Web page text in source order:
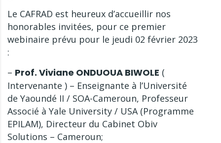
Le CAFRAD est heureux d’accueillir nos
honorables invitées, pour ce premier
webinaire prévu pour le jeudi 02 février 2023
:
– Prof. Viviane ONDUOUA BIWOLE (
Intervenante ) – Enseignante à l’Université
de Yaoundé II / SOA-Cameroun, Professeur
Associé à Yale University / USA (Programme
EPILAM), Directeur du Cabinet Obiv
Solutions – Cameroun;